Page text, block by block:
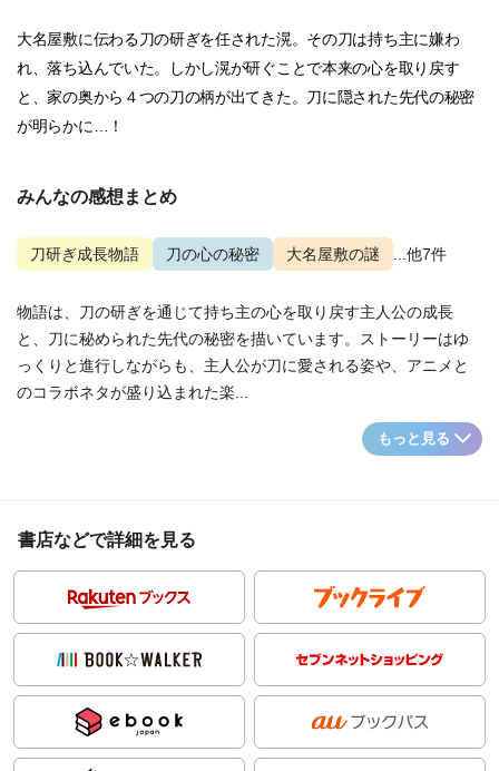
大名屋敷に伝わる刀の研ぎを任された滉。その刀は持ち主に嫌わ
れ、落ち込んでいた。しかし滉が研ぐことで本来の心を取り戻す
と、家の奥から４つの刀の柄が出てきた。刀に隠された先代の秘密
が明らかに…！
みんなの感想まとめ
刀研ぎ成長物語 刀の心の秘密 大名屋敷の謎 ...他7件
物語は、刀の研ぎを通じて持ち主の心を取り戻す主人公の成長
と、刀に秘められた先代の秘密を描いています。ストーリーはゆ
っくりと進行しながらも、主人公が刀に愛される姿や、アニメと
のコラボネタが盛り込まれた楽...
もっと見る
書店などで詳細を見る